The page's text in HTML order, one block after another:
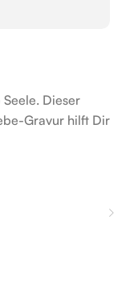
Dieser
Gravur hilft Dir